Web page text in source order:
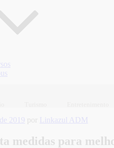
2019 por Linkazul ADM
medidas para